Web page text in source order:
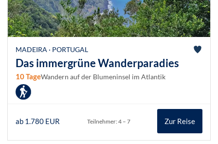
MADEIRA · PORTUGAL
Das immergrüne Wanderparadies
10 TageWandern auf der Blumeninsel im Atlantik
ab 1.780 EUR Teilnehmer: 4 – 7 Zur Reise